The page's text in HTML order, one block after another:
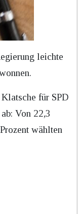
leichte
für SPD
Von 22,3
wählten